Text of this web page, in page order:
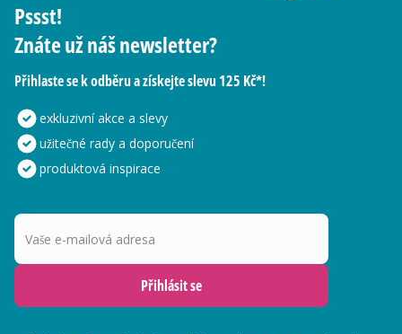
Pssst!
Znáte už náš newsletter?
Přihlaste se k odběru a získejte slevu 125 Kč*!
exkluzivní akce a slevy
užitečné rady a doporučení
produktová inspirace
Vaše e-mailová adresa
Přihlásit se